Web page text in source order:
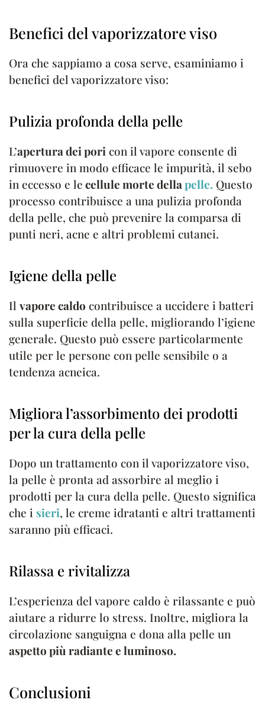
Benefici del vaporizzatore viso
Ora che sappiamo a cosa serve, esaminiamo i
benefici del vaporizzatore viso:
Pulizia profonda della pelle
L’apertura dei poricon il vapore consente di
rimuovere in modo efficace le impurità, il sebo
in eccesso e lecellule morte dellapelle. Questo
processo contribuisce a una pulizia profonda
della pelle, che può prevenire la comparsa di
punti neri, acne e altri problemi cutanei.
Igiene della pelle
Il vapore caldo contribuisce a uccidere i batteri
sulla superficie della pelle, migliorando l’igiene
generale. Questo può essere particolarmente
utile per le persone con pelle sensibile o a
tendenza acneica.
Migliora l’assorbimento dei prodotti
per la cura della pelle
Dopo un trattamento con il vaporizzatore viso,
la pelle è pronta ad assorbire al meglio i
prodotti per la cura della pelle. Questo significa
che i sieri, le creme idratanti e altri trattamenti
saranno più efficaci.
Rilassa e rivitalizza
L’esperienza del vapore caldo è rilassante e può
aiutare a ridurre lo stress. Inoltre, migliora la
circolazione sanguigna e dona alla pelle un
aspetto più radiante e luminoso.
Conclusioni